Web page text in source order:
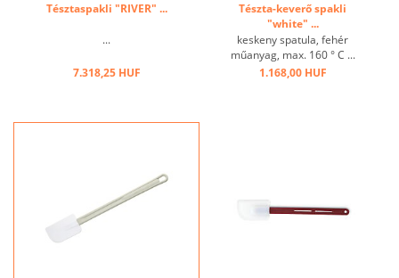
Tésztaspakli "RIVER" ...
...
7.318,25 HUF
Tészta-keverő spakli
"white" ...
keskeny spatula, fehér
műanyag, max. 160 ° C ...
1.168,00 HUF